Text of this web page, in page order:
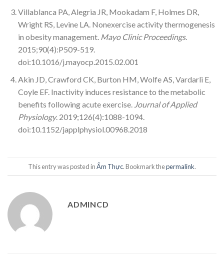
Villablanca PA, Alegria JR, Mookadam F, Holmes DR,
Wright RS, Levine LA. Nonexercise activity thermogenesis
in obesity management. Mayo Clinic Proceedings.
2015;90(4):P509-519.
doi:10.1016/j.mayocp.2015.02.001
Akin JD, Crawford CK, Burton HM, Wolfe AS, Vardarli E,
Coyle EF. Inactivity induces resistance to the metabolic
benefits following acute exercise. Journal of Applied
Physiology. 2019;126(4):1088-1094.
doi:10.1152/japplphysiol.00968.2018
This entry was posted inẨm Thực. Bookmark thepermalink.
ADMINCD